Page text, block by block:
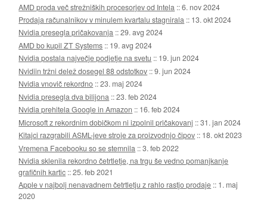
AMD proda več strežniških procesorjev od Intela ::6. nov 2024
Prodaja računalnikov v minulem kvartalu stagnirala :: 13. okt 2024
Nvidia presegla pričakovanja ::29. avg 2024
AMD bo kupil ZT Systems :: 19. avg 2024
Nvidia postala največje podjetje na svetu :: 19. jun 2024
Nvidiin tržni delež dosegel 88 odstotkov ::9. jun 2024
Nvidia vnovič rekordno ::23. maj 2024
Nvidia presegla dva bilijona ::23. feb 2024
Nvidia prehitela Google in Amazon :: 16. feb 2024
Microsoft z rekordnim dobičkom ni izpolnil pričakovanj ::31. jan 2024
Kitajci razgrabili ASML-jeve stroje za proizvodnjo čipov :: 18. okt 2023
Vremena Facebooku so se stemnila ::3. feb 2022
Nvidia sklenila rekordno četrtletje, na trgu še vedno pomanjkanje
grafičnih kartic ::25. feb 2021
Apple v najbolj nenavadnem četrtletju z rahlo rastjo prodaje :: 1. maj
2020